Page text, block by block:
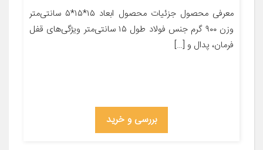
معرفی محصول جزئیات محصول ابعاد ۱۵*۱۵*۵ سانتی‌متر
وزن ۹۰۰ گرم جنس فولاد طول ۱۵ سانتی‌متر ویژگی‌های قفل
فرمان، پدال و […]
بررسی و خرید